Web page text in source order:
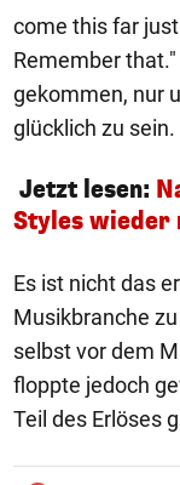
come this far
Remember
gekommen, nur
glücklich zu
Jetzt lesen:
Styles wieder
Es ist nicht das
Musikbranche
selbst vor dem
floppte jedoch
Teil des Erlöses